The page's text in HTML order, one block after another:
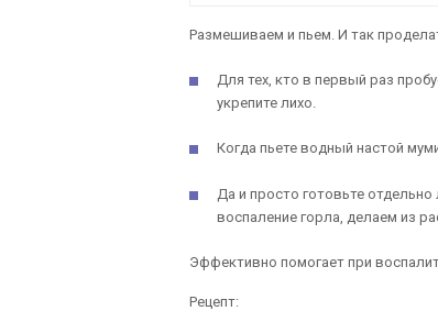
Размешиваем и пьем. И так
Для тех, кто в первый раз
укрепите лихо.
Когда пьете водный настой
Да и просто готовьте
воспаление горла, делаем из
Эффективно помогает при
Рецепт: